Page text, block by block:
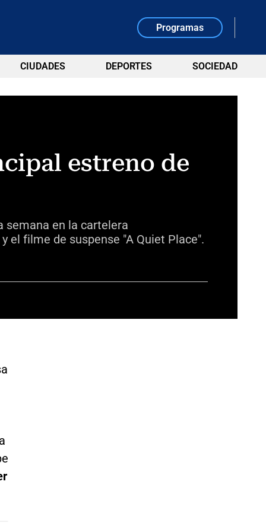
Programas
CIUDADES DEPORTES SOCIEDAD
estreno de
semana en la cartelera
el filme de suspense "A Quiet Place".